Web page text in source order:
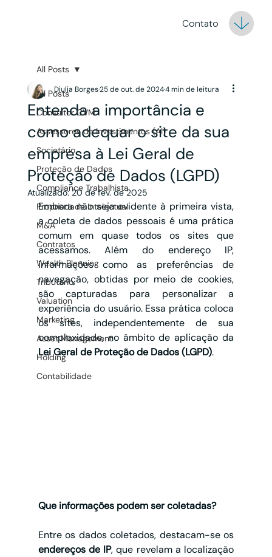
Contato
All Posts
Consultor CVM
Assessores de Investimentos (AI)
Societário
Proteção de Dados
Compliance Trabalhista
Propriedade Intelectual
M&A
Contratos
Wealth Planning
Tributário
Valuation
Marketing
Asset Management
Holding
Contabilidade
All Posts
Entenda a importância e
como adequar o site da sua
empresa à Lei Geral de
Proteção de Dados (LGPD)
Diulia Borges25 de out. de 20244 min de leitura
Atualizado:20 de fev. de 2025
Embora não seja evidente à primeira vista,
a coleta de dados pessoais é uma prática
comum em quase todos os sites que
acessamos. Além do endereço IP,
informações como as preferências de
navegação, obtidas por meio de cookies,
são capturadas para personalizar a
experiência do usuário. Essa prática coloca
os sites, independentemente de sua
Lei Geral de Proteção de Dados (LGPD).
Que informações podem ser coletadas?
endereços de IP, que revelam a localização